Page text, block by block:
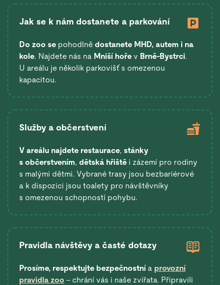
Jak se k nám dostanete a parkování
Do zoo se pohodlně dostanete MHD, autem i na
kole. Najdete nás na Mniší hoře v Brně-Bystrci.
U areálu je několik parkovišť s omezenou
kapacitou.
Služby a občerstvení
V areálu najdete restaurace, stánky
s občerstvením, dětská hřiště i zázemí pro rodiny
s malými dětmi. Vybrané trasy jsou bezbariérové
a k dispozici jsou toalety pro návštěvníky
s omezenou schopností pohybu.
Pravidla návštěvy a časté dotazy
Prosíme, respektujte bezpečnostní a provozní
pravidla zoo – chrání vás i naše zvířata. Připravili